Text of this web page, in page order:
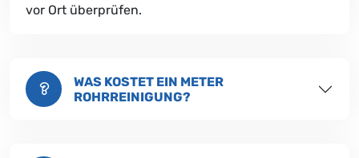
vor Ort überprüfen.
WAS KOSTET EIN METER
ROHRREINIGUNG?